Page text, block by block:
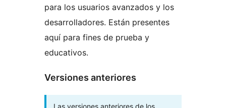
para los usuarios avanzados y los
desarrolladores. Están presentes
aquí para fines de prueba y
educativos.
Versiones anteriores
Las versiones anteriores de los